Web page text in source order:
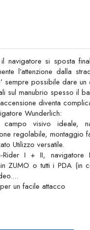
navigatore si sposta
l’attenzione dalla
sempre possibile dare
sul manubrio spesso il
diventa
Wunderlich:
visivo ideale,
regolabile, montaggio
Utilizzo versatile.
Rider I + II,
ZUMO o tutti i PDA (in
un facile attacco